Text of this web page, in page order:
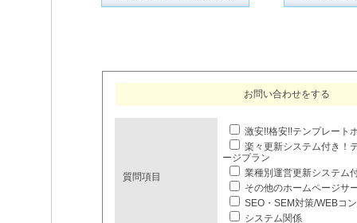
お問い合わせをする
質問項目
激安!!格安!!テンプレート
楽々更新システム付き！
ージプラン
業種別運営更新システム
その他のホームページサ
SEO・SEM対策/WEBコ
システム関係